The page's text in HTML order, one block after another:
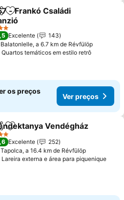
Adicionar aos favoritos
- Frankó Családi
Excelente
143
Balatonlelle, a 6.7 km de Révfülöp
Quartos temáticos em estilo retrô
os preços
Ver preços
Adicionar aos favoritos
Vendégház
Excelente
252
Tapolca, a 16.4 km de Révfülöp
Lareira externa e área para piquenique